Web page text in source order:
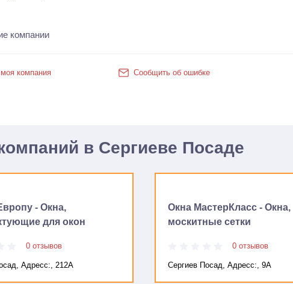
компании
компания Сообщить об ошибке
в Сергиеве Посаде
- Окна,
для окон
0 отзывов
Адресc:, 212А
Окна МастерКласс - Окна,
москитные сетки
0 отзывов
Сергиев Посад, Адресc:, 9А